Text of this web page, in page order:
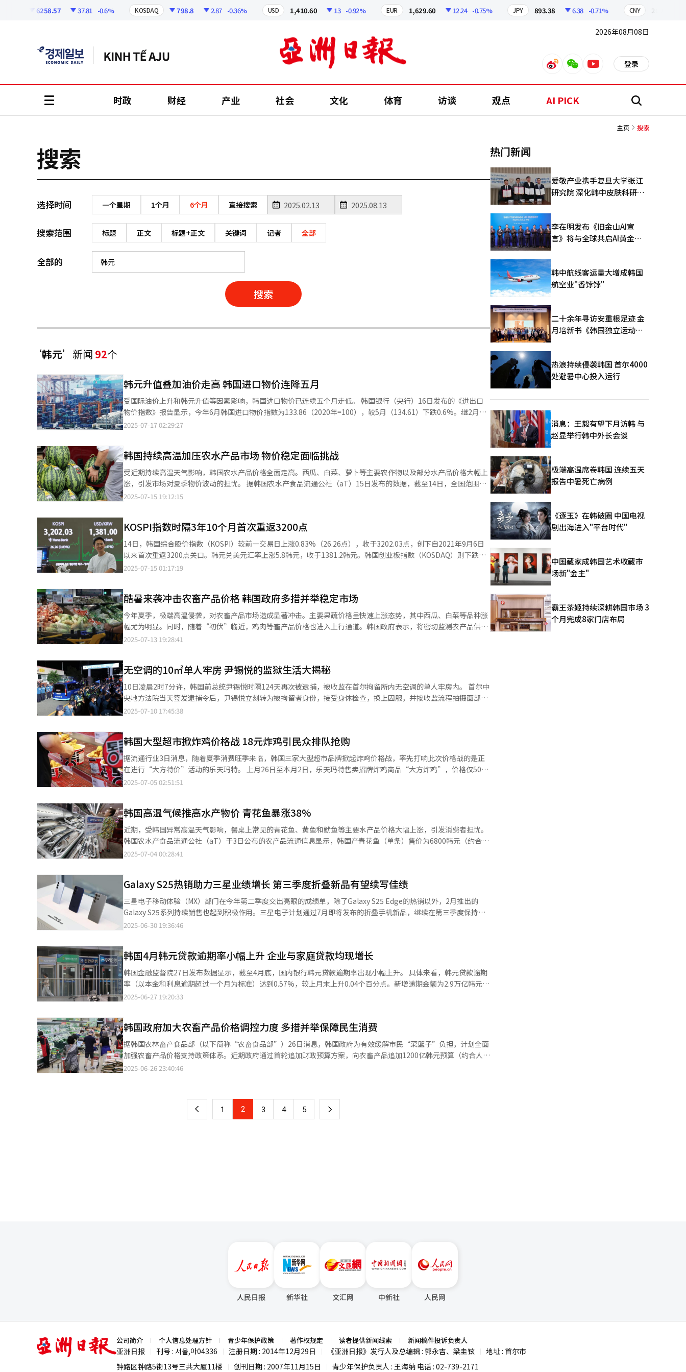
6258.57 37.81 -0.6% KOSDAQ 798.8 2.87 -0.36% USD 1,410.60 13 -0.92% EUR 1,629.60 12.24 -0.75% JPY 893.38 6.38 -0.71% CNY 209.17
2026年08月08日
weiboweixinyoutube 登录
时政 财经 产业 社会 文化 体育 访谈 观点 AI PICK 搜
主页 搜索
搜索
选择时间 一个星期 1个月 6个月 直接搜索
搜索范围 标题 正文 标题+正文 关键词 记者 全部
全部的
搜索
‘韩元’ 新闻 92个
韩元升值叠加油价走高 韩国进口物价连降五月
受国际油价上升和韩元升值等因素影响，韩国进口物价已连续五个月走低。 韩国银行（央行）16日发布的《进出口
物价指数》报告显示，今年6月韩国进口物价指数为133.86（2020年=100），较5月（134.61）下跌0.6%。继2月
(-1%)、3月(-0.4%)、4月(-2.3%)以及5月下降3.7%之后，已连续第五个月呈下滑趋势。 从品类来看，原材料矿产品
（-3.0%）、闪存（-2%）、二次电池（-2.8%）等的价格跌幅尤为显著。央行表示，虽然国际油价上涨，但韩元升
值促使进口物价整体下滑。 汇率方面，6月韩元兑美元平均汇率为1366.95韩元（约合人民币7.08元），较5月的
1394.49韩元升值2%。同时，国际油价以迪拜原油为基准，月均价格从每桶63.73美元上涨至69.26美元，涨幅为
8.7%。央行经济统计组组长李文熙（音）表示，7月迪拜原油价格环比下跌约1%，汇率基本持平。目前，虽然油价
和汇率对进口物价的影响不大，但考虑到全球范围内仍存在诸多不确定性，还需进一步观察。 同期，出口物价也出现
品类来看，农林水产品下跌1.8%，由于化学产品（-1.8%）与计算机、电子及光学设备（-1.8%）的下降，工业制品
整体下滑1.1%。细分品类中，聚乙烯（-3.3%）、热轧板（-6.6%）、动态随机存取存储器（-1.5%）、家用冰箱
（-7.4%）等跌幅较大。 6月贸易指数（以美元为基准）显示，进口物量指数为112.55，进口金额指数为129.75，分
别同比增长11.2%和2.9%。出口物量指数为125.86，出口金额指数为138.96，也分别上涨6.8%和2.8%。 商品贸易
条件指数为95.78，同比增长4%，实现连续24个月增长。这是由于进口价格（-7.4%）降幅大于出口价格
够换取的进口商品数量。随着商品贸易条件指数（4%）与出口物量指数（6.8%）的上升，收入贸易条件指数
（120.55）也同比增长11%。
2025-07-17 02:29:27
韩国持续高温加压农水产品市场 物价稳定面临挑战
受近期持续高温天气影响，韩国农水产品价格全面走高。西瓜、白菜、萝卜等主要农作物以及部分水产品价格大幅上
涨，引发市场对夏季物价波动的担忧。 据韩国农水产食品流通公社（aT）15日发布的数据，截至14日，全国范围内
西瓜的平均零售价格达2.9816万韩元（约合人民币154元），较一周前上涨700韩元，较本月4日（2.3763万韩元）上
外，主要蔬菜价格也普遍上涨。数据显示，白菜和萝卜在过去一周内价格上涨约20%。据流通业界分析，酷暑提前到
来，加之产地白天气温高企，作业时间受限，采收和运输条件恶化，推动出货价格持续攀升。 水产品市场同样面临压
力。比目鱼价格同比上涨14%，石斑鱼价格则大幅飙升近42%。业内分析指出，这主要源于去年夏季高温导致养殖户
损失严重，而今年高温预警较去年提前约两周，进一步加剧了供需紧张局面。 气候变化对物价的影响日益受到关注。
研究表明，气温每上升1摄氏度，农产品价格的涨幅可高达0.5个百分点，且这一影响可能持续长达半年。换言之，酷
扣支持，旨在稳定市场供应，提振消费信心。韩国农村经济研究院预测，尽管本月主要农产品出货量预计与去年基本
持平，但受气温持续走高影响，整体价格将保持高位，短期内物价稳定形势依旧严峻。
2025-07-15 19:12:15
KOSPI指数时隔3年10个月首次重返3200点
14日，韩国综合股价指数（KOSPI）较前一交易日上涨0.83%（26.26点），收于3202.03点，创下自2021年9月6日
以来首次重返3200点关口。韩元兑美元汇率上涨5.8韩元，收于1381.2韩元。韩国创业板指数（KOSDAQ）则下跌
0.14%（1.10点），收于799.37点。图为韩亚银行交易大厅的电子屏幕显示KOSPI指数和韩元兑美元汇率。
2025-07-15 01:17:19
酷暑来袭冲击农畜产品价格 韩国政府多措并举稳定市场
今年夏季，极端高温侵袭，对农畜产品市场造成显著冲击。主要果蔬价格呈快速上涨态势，其中西瓜、白菜等品种涨
幅尤为明显。同时，随着“初伏”临近，鸡肉等畜产品价格也进入上行通道。韩国政府表示，将密切监测农产品供需
与价格波动情况，将通过储备投放、促销补贴等措施稳定物价。 韩国农水产食品流通公社（aT）于13日公布的数据
格关口，至11日已逼近3万韩元大关。行业分析指出，涨价主要受上月持续阴雨导致日照时数锐减，延缓了西瓜正常
生长周期，叠加近期持续高温刺激消暑需求激增等影响。流通业界表示，极端天气还影响了西瓜品质，部分产区西瓜
糖度不达标，致使优质果品供给更为紧俏。 其他农产品价格同样呈分化走势。白桃（10个装）售价为2.3097万韩
元，同比上涨10%，但近期已显现回调迹象；紫苏叶（100克标准包装）售价2648韩元，同比上涨14.4%，较往年高
出24.6%。白菜与萝卜价格波动尤为剧烈，当前每棵售价分别为4309韩元和2313韩元，虽同比回落约10%，但环比
响白菜、萝卜等作物的生长。特别是萝卜由于白天地表温度过高严重制约采收作业，导致市场供货量锐减。然而，作
为白菜和萝卜最大采购方的辛奇加工厂，在去年经历供应短缺后，今年主要企业已提前备足原料，预计不会重蹈断供
覆辙。” 在畜产品方面，鸡蛋因消费量增加价格坚挺。据畜产品质量评价院数据，截至11日，特大号鸡蛋（30枚
装）零售均价为7162韩元，同比上涨5.9%。市场普遍认为，当前蛋价已涨至高位，后续上行空间有限。反之，鸡肉
价格面临更大上涨压力。目前，鸡肉零售价稳定在每公斤6070韩元，虽与去年同期持平，但环比已上涨11%。分析
品部表示，由于持续高温可能影响农作物生长和畜产品产量，政府将实施多项稳供措施。还将联合农村振兴机构、地
方自治团体等相关部门加强果蔬生长监测与技术指导，重点落实排水和遮阳管理；对易受高温影响的畜牧场进行排
查，提供维生素补充和饲养管理指导；同时推动流通企业开展促销活动，稳定市场价格。
2025-07-13 19:28:41
无空调的10㎡单人牢房 尹锡悦的监狱生活大揭秘
10日凌晨2时7分许，韩国前总统尹锡悦时隔124天再次被逮捕，被收监在首尔拘留所内无空调的单人牢房内。 首尔中
央地方法院当天签发逮捕令后，尹锡悦立刻转为被拘留者身份，接受身体检查，换上囚服，并按收监流程拍摄面部照
片（mugshot）、采集指纹等。随后被移动至面积约3坪（约合10平方米）的单人牢房，起床时间为6点30分。 尹锡
员每日餐费为5201韩元（约合人民币27元），每餐约合1733韩元。根据规定，应为在押人员提供营养均衡且热量不
低于2500大卡（Kcal）的餐食。
2025-07-10 17:45:38
韩国大型超市掀炸鸡价格战 18元炸鸡引民众排队抢购
据流通行业3日消息，随着夏季消费旺季来临，韩国三家大型超市品牌掀起炸鸡价格战，率先打响此次价格战的是正
在进行“大方特价”活动的乐天玛特。 上月26日至本月2日，乐天玛特售卖招牌炸鸡商品“大方炸鸡”，价格仅5000
韩元（约合人民币26元）。这一价格与2010年火爆空前的大块炸鸡价格相同，引发消费者排队抢购。此款炸鸡选用
营业前就开始备货，但抢购顾客过多，因此最终采取排号取货的运营方式。” 察觉到市场的热烈反响，Homeplus随
即加入战局，本月3日推出“疯狂四日特价”活动，把“堂堂经典全鸡”售价降至3990韩元。Homeplus方面表示，
该产品采用不切块整鸡炸的方式，因此选用的是体型较小的肉鸡。 最后加入战局的易买得推出“Amazing完美炸
鸡”，定价3480韩元，比Homeplus还低510韩元。该款产品原价4880韩元，但为应对价格战而最终下调价格。易买
得相关人士表示：“为了优化成本结构，我们提前大批采购原材料，同时压缩利润空间，成功实现价格突破。” 业界
动向》报告显示，上月消费者物价指数为116.31（2020年=100），同比上涨2.2%，其中炸鸡物价指数为128.72，同
比上涨3.1%，显著高于整体水平。 业内人士表示，方便面、炸鸡等韩国民众日常食品价格普遍上涨，对消费者造成
沉重负担。因此，大型超市正在通过牺牲部分利润，以超低价炸鸡吸引消费者，带动整体营收。
2025-07-05 02:51:51
韩国高温气候推高水产物价 青花鱼暴涨38%
近期，受韩国异常高温天气影响，餐桌上常见的青花鱼、黄鱼和鱿鱼等主要水产品价格大幅上涨，引发消费者担忧。
韩国农水产食品流通公社（aT）于3日公布的农产品流通信息显示，韩国产青花鱼（单条）售价为6800韩元（约合人
民币35.9元），同比上涨38%。冷冻鱿鱼的售价为4974韩元，同比上涨28.6%，冷冻黄鱼则为2017韩元，同比上涨
减，优质青花鱼价格仍在持续上涨。 韩国统计厅日前发布的《6月消费者物价动向》报告显示，水产品价格同比上涨
7.4%，是2023年3月（7.4%）以来的最大涨幅。此外，受去年炎热天气影响，韩国具代表性的生食鱼类（比目鱼、
黑鲷）大规模死亡，造成今年市场供应紧张，价格高涨。据悉，去年韩国水产养殖业因高温造成的经济损失达1430亿
韩元，创历史新高。 水产业中心数据显示，今年5月仁川地区比目鱼每公斤批发价为1.95万韩元，同比上涨11.3%，
统营地区黑鲷每公斤的价格为1.45万韩元，同比激增52%。韩国海洋水产开发院（KMI）预测，截至11月，比目鱼出
部将于7至12月对从挪威等国家进口的1万吨青花鱼实施配额关税。同时，自2月起政府已向水产养殖场提供液氧供应
装置，并引导比目鱼、黑鲷等品种提前出货，以降低高温导致的养殖损失。 海洋水产部还表示：“配额关税政策将有
效稳定青花鱼价格，但预计今年沿岸水温高于往年水平。因此，政府已启动强化预警与应对机制，全面防范大规模鱼
类死亡现象的再次发生。”
2025-07-04 00:28:41
Galaxy S25热销助力三星业绩增长 第三季度折叠新品有望续写佳绩
三星电子移动体验（MX）部门在今年第二季度交出亮眼的成绩单，除了Galaxy S25 Edge的热销以外，2月推出的
Galaxy S25系列持续销售也起到积极作用。三星电子计划通过7月即将发布的折叠手机新品，继续在第三季度保持增
长势头。 据悉，Galaxy S25在韩国市场创下Galaxy系列历史上最快达到百万销量的纪录，仅用时21天，打破此前由
加入受限，三大运营商为吸引用户展开补贴竞争，一度把普通型号手机的售价降至“0韩元”。三星电子相关人士表
示，第二季度移动体验部门业绩表现良好，主要在于Galaxy S25系列持续畅销，以及Galaxy S25 Edge也取得不错的
销售成绩。 三星电子7月9日即将在美国纽约布鲁克林举办新品发布会Galaxy Unpacked 2025，计划届时公开折叠手
机新品Galaxy Z Flip/Fold7。值得关注的是，三星首次在Galaxy Z Flip7上全面搭载自研芯片Exynos，是一次重要的
战略布局。Exynos首次应用于折叠手机，体现出三星对产品性能的强大信心。 业内人士指出，此次在折叠手机中全
Galaxy Z Flip7的发布有望成为打破性能争议的转折点。 在此情况下，三星移动体验与网络部门第三季度业绩展望也
相当乐观。据韩国金融信息企业FnGuide数据，第三季度预计实现营收约31.9万亿韩元（约合人民币1684.8亿元），
营业利润约3.2万亿韩元，分别较去年同期增长6.4%和13.5%。智能手机零部件行业预计，三星今年的折叠手机销量
或同比增长42%，达到700万部。
2025-06-30 19:36:46
韩国4月韩元贷款逾期率小幅上升 企业与家庭贷款均现增长
韩国金融监督院27日发布数据显示，截至4月底，国内银行韩元贷款逾期率出现小幅上升。 具体来看，韩元贷款逾期
率（以本金和利息逾期超过一个月为标准）达到0.57%，较上月末上升0.04个百分点。新增逾期金额为2.9万亿韩元
（约合人民币153亿元），较上月减少1000亿韩元；同期清理的逾期债权规模为1.7万亿韩元，较上月减少2.4万亿韩
0.13%，上涨0.02个百分点；中小企业贷款逾期率则升至0.83%，增幅为0.07个百分点。 家庭贷款逾期率也出现小幅
上升，较上月末提升0.02个百分点，达到0.43%。其中，住房抵押贷款逾期率为0.30%，上涨0.01个百分点；除住房
抵押贷款外的其他家庭贷款（如信用贷款）逾期率则升至0.86%，增幅为0.07个百分点。
2025-06-27 19:20:33
韩国政府加大农畜产品价格调控力度 多措并举保障民生消费
据韩国农林畜产食品部（以下简称“农畜食品部”）26日消息，韩国政府为有效缓解市民“菜篮子”负担，计划全面
加强农畜产品价格支持政策体系。近期政府通过首轮追加财政预算方案，向农畜产品追加1200亿韩元预算（约合人民
币6.5亿元），年度总预算规模由原计划的1080亿韩元提升至2280亿韩元。 农畜食品部计划本次优惠政策将重点聚焦
辐射更广泛的消费群体。 针对尚未配备POS机的传统农贸市场，政府拟通过节假日专项消费券补贴及ZeroPay电子折
扣券等间接补贴方式进行扶持。为构建长效补贴机制，农畜食品部于4月14日至6月13日期间，在全国范围内选取16
个具有代表性的农贸市场开展试点运营。目前政府对试点成效进行综合评估，后续将基于评估结果决定是否在全国推
2025-06-26 23:40:46
上 1 2 3 4 5 下
热门新闻
爱敬产业携手复旦大学张江
研究院 深化韩中皮肤科研合
李在明发布《旧金山AI宣
言》将与全球共启AI黄金时
韩中航线客运量大增成韩国
航空业"香饽饽"
二十余年寻访安重根足迹 金
月培新书《韩国独立运动圣
热浪持续侵袭韩国 首尔4000
处避暑中心投入运行
消息：王毅有望下月访韩 与
赵显举行韩中外长会谈
极端高温席卷韩国 连续五天
报告中暑死亡病例
《逐玉》在韩破圈 中国电视
剧出海进入"平台时代"
中国藏家成韩国艺术收藏市
场新"金主"
霸王茶姬持续深耕韩国市场 3
个月完成8家门店布局
人民日报 新华社 文汇网 中新社 人民网
亚
洲
日
公司简介 个人信息处理方针 青少年保护政策 著作权规定 读者提供新闻线索 新闻稿件投诉负责人
亚洲日报 刊号 : 서울,아04336 注册日期 : 2014年12月29日 《亚洲日报》发行人及总编辑 : 郭永吉、梁圭铉
地址 : 首尔市
钟路区钟路5街13号三共大厦11楼
创刊日期 : 2007年11月15日 青少年保护负责人 : 王海纳 电话 : 02-739-2171